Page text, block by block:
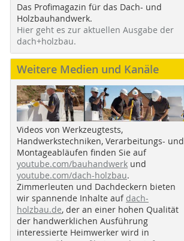
Das Profimagazin für das Dach- und
Holzbauhandwerk.
Hier geht es zur aktuellen Ausgabe der
dach+holzbau.
Weitere Medien und Kanäle
Videos von Werkzeugtests,
Handwerkstechniken, Verarbeitungs- und
Montageabläufen finden Sie auf
youtube.com/bauhandwerk und
youtube.com/dach-holzbau.
Zimmerleuten und Dachdeckern bieten
wir spannende Inhalte auf dach-
holzbau.de, der an einer hohen Qualität
der handwerklichen Ausführung
interessierte Heimwerker wird in